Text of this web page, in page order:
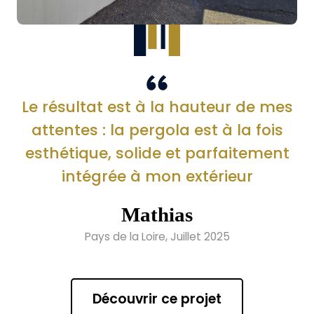
Le résultat est à la hauteur de mes
attentes : la pergola est à la fois
esthétique, solide et parfaitement
intégrée à mon extérieur
Mathias
Pays de la Loire, Juillet 2025
Découvrir ce projet